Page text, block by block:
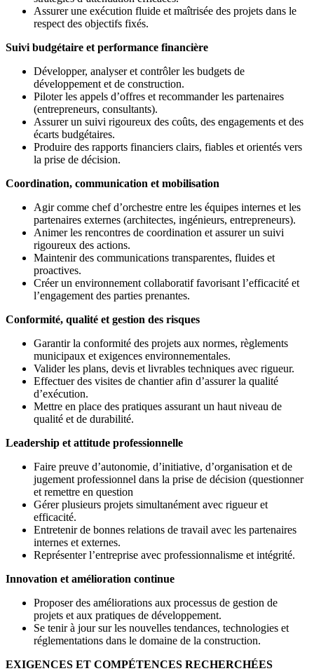
Assurer une exécution fluide et maîtrisée des projets dans le
respect des objectifs fixés.
Suivi budgétaire et performance financière
Développer, analyser et contrôler les budgets de
développement et de construction.
Piloter les appels d’offres et recommander les partenaires
(entrepreneurs, consultants).
Assurer un suivi rigoureux des coûts, des engagements et des
écarts budgétaires.
Produire des rapports financiers clairs, fiables et orientés vers
la prise de décision.
Coordination, communication et mobilisation
Agir comme chef d’orchestre entre les équipes internes et les
partenaires externes (architectes, ingénieurs, entrepreneurs).
Animer les rencontres de coordination et assurer un suivi
rigoureux des actions.
Maintenir des communications transparentes, fluides et
proactives.
Créer un environnement collaboratif favorisant l’efficacité et
l’engagement des parties prenantes.
Conformité, qualité et gestion des risques
Garantir la conformité des projets aux normes, règlements
municipaux et exigences environnementales.
Valider les plans, devis et livrables techniques avec rigueur.
Effectuer des visites de chantier afin d’assurer la qualité
d’exécution.
Mettre en place des pratiques assurant un haut niveau de
qualité et de durabilité.
Leadership et attitude professionnelle
Faire preuve d’autonomie, d’initiative, d’organisation et de
jugement professionnel dans la prise de décision (questionner
et remettre en question
Gérer plusieurs projets simultanément avec rigueur et
efficacité.
Entretenir de bonnes relations de travail avec les partenaires
internes et externes.
Représenter l’entreprise avec professionnalisme et intégrité.
Innovation et amélioration continue
Proposer des améliorations aux processus de gestion de
projets et aux pratiques de développement.
Se tenir à jour sur les nouvelles tendances, technologies et
réglementations dans le domaine de la construction.
EXIGENCES ET COMPÉTENCES RECHERCHÉES